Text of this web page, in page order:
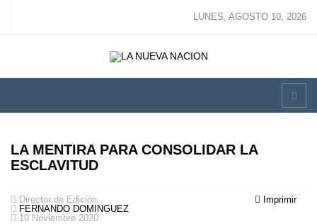
LUNES, AGOSTO 10, 2026
LA MENTIRA PARA CONSOLIDAR LA
ESCLAVITUD
Imprimir
Director de Edición
FERNANDO DOMINGUEZ
10 Noviembre 2020